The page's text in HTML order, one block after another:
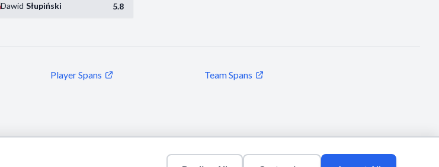
Dawid Słupiński 5.8
Player Spans Team Spans